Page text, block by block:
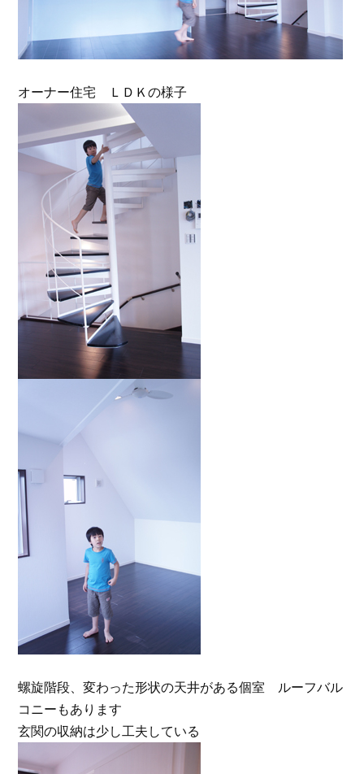
オーナー住宅 ＬＤＫの様子
螺旋階段、変わった形状の天井がある個室 ルーフバル
コニーもあります
玄関の収納は少し工夫している